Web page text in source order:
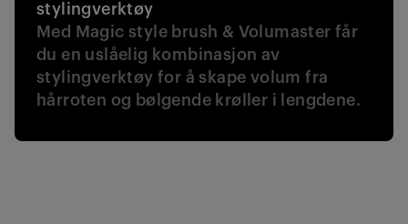
stylingverktøy
Med Magic style brush & Volumaster får
du en uslåelig kombinasjon av
stylingverktøy for å skape volum fra
hårroten og bølgende krøller i lengdene.